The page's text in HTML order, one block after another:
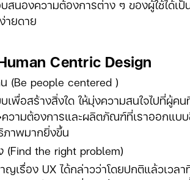
นองความต้องการต่าง ๆ ของผู้ใช้ได้เ
ายดาย
Centric Design
(Be people centered )
บเพื่อสร้างสิ่งใด ให้มุ่งความสนใจไปที่ผู้
มต้องการและผลิตภัณฑ์ที่เราออกแบบขึ้
ภาพมากยิ่งขึ้น
the right problem)
ญเรื่อง UX ได้กล่าวว่าโดยปกติแล้วเว